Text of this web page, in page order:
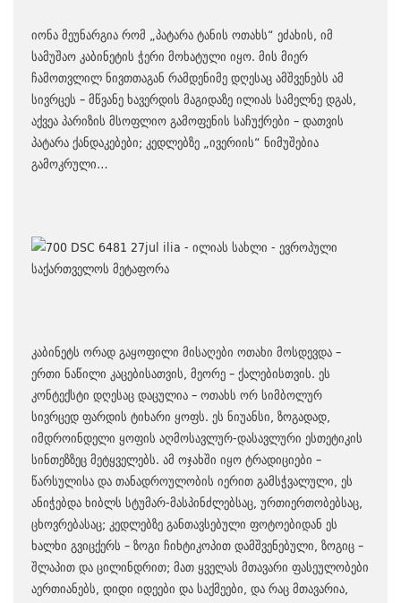
იონა მეუნარგია რომ „პატარა ტანის ოთახს“ ეძახის, იმ
სამუშაო კაბინეტის ჭერი მოხატული იყო. მის მიერ
ჩამოთვლილ ნივთთაგან რამდენიმე დღესაც ამშვენებს ამ
სივრცეს – მწვანე ხავერდის მაგიდაზე ილიას სამელნე დგას,
აქვეა პარიზის მსოფლიო გამოფენის საჩუქრები – დათვის
პატარა ქანდაკებები; კედლებზე „ივერიის“ ნიმუშებია
გამოკრული…
კაბინეტს ორად გაყოფილი მისაღები ოთახი მოსდევდა –
ერთი ნაწილი კაცებისათვის, მეორე – ქალებისთვის. ეს
კონტექსტი დღესაც დაცულია – ოთახს ორ სიმბოლურ
სივრცედ ფარდის ტიხარი ყოფს. ეს ნიუანსი, ზოგადად,
იმდროინდელი ყოფის აღმოსავლურ-დასავლური ესთეტიკის
სინთეზზეც მეტყველებს. ამ ოჯახში იყო ტრადიციები –
წარსულისა და თანადროულობის იერით გამსჭვალული, ეს
ანიჭებდა ხიბლს სტუმარ-მასპინძლებსაც, ურთიერთობებსაც,
ცხოვრებასაც; კედლებზე განთავსებული ფოტოებიდან ეს
ხალხი გვიცქერს – ზოგი ჩიხტიკოპით დამშვენებული, ზოგიც –
შლაპით და ცილინდრით; მათ ყველას მთავარი ფასეულობები
აერთიანებს, დიდი იდეები და საქმეები, და რაც მთავარია,